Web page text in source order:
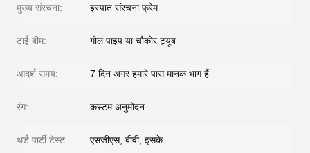
मुख्य संरचना: इस्पात संरचना फ्रेम
टाई बीम: गोल पाइप या चौकोर ट्यूब
आदर्श समय: 7 दिन अगर हमारे पास मानक भाग हैं
रंग: कस्टम अनुमोदन
थर्ड पार्टी टेस्ट: एसजीएस, बीवी, इसके